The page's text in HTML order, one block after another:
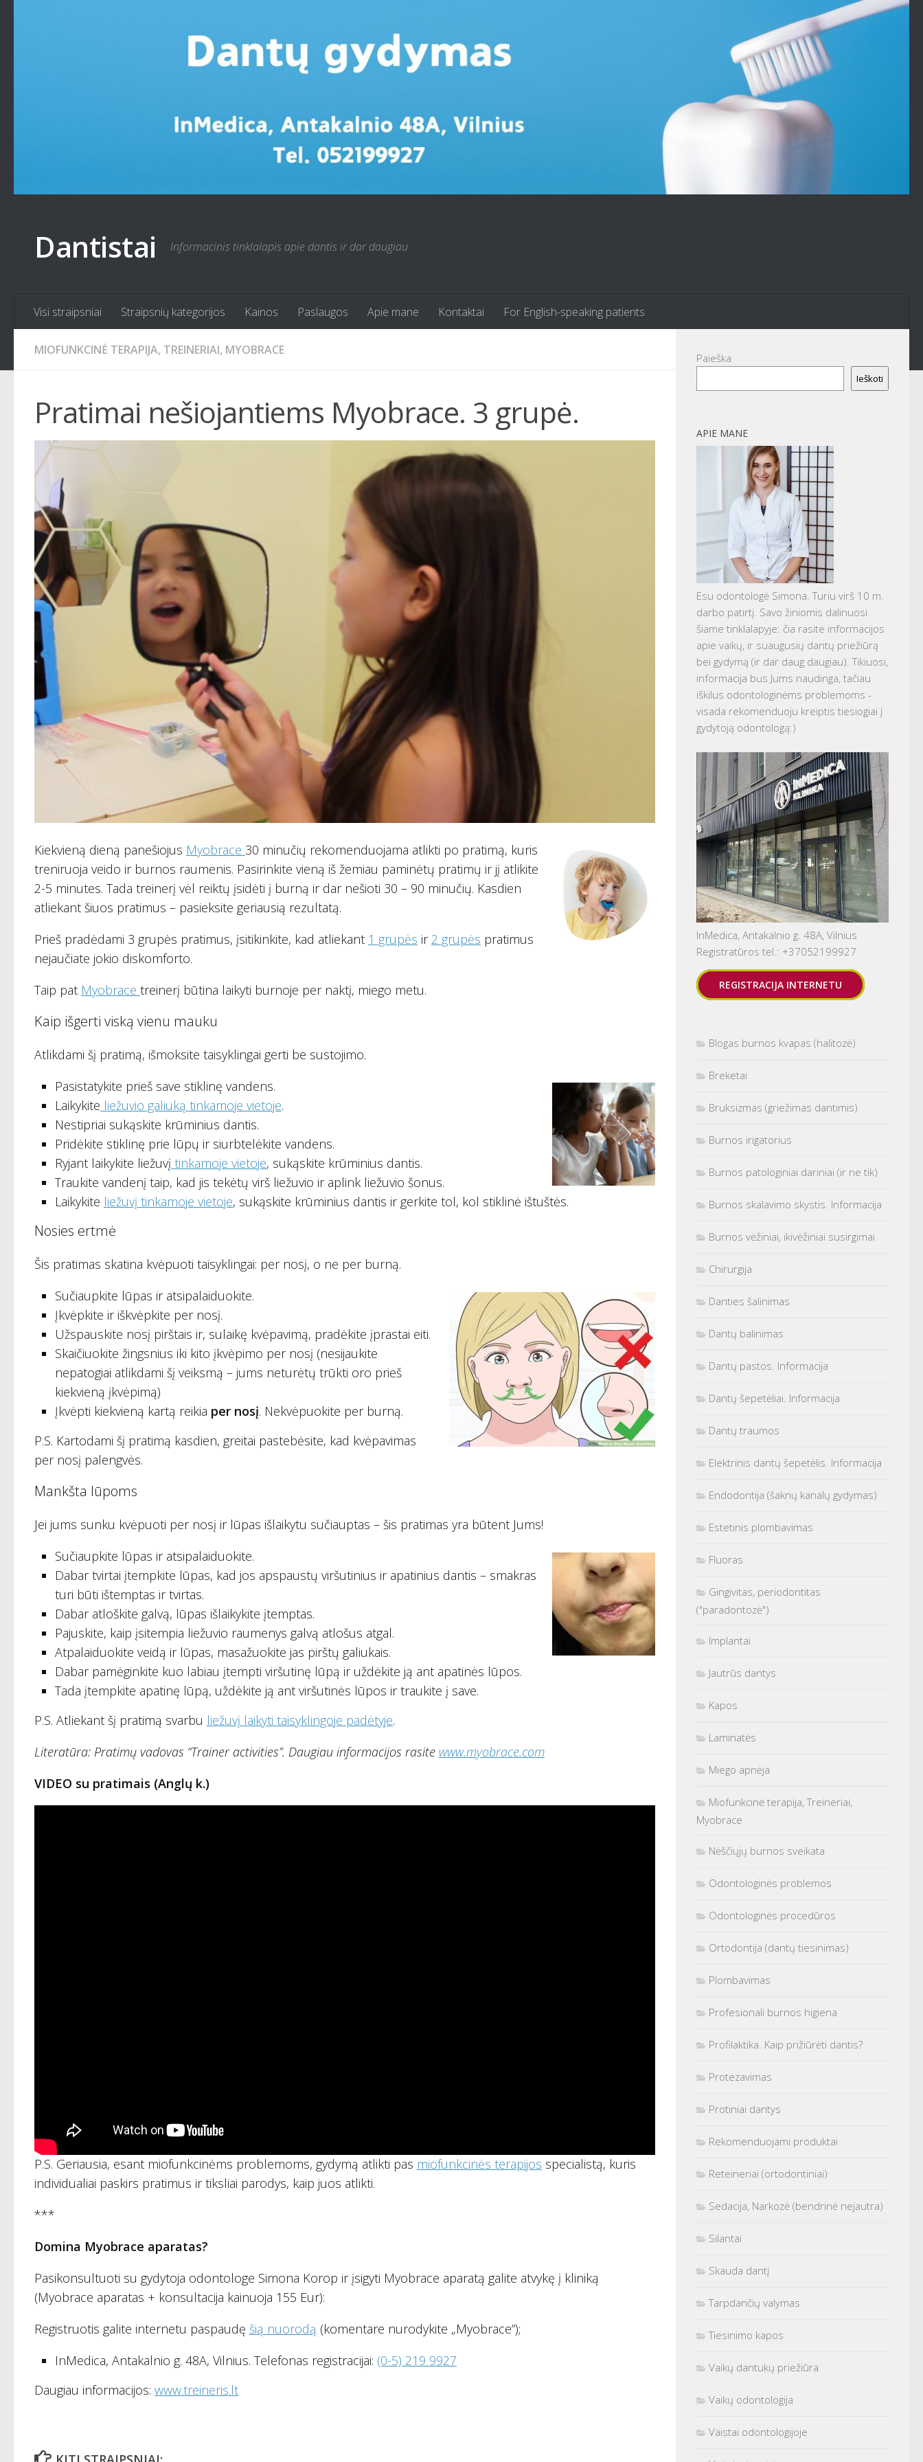
Dantistai Informacinis tinklalapis apie dantis ir dar daugiau
Visi straipsniai Straipsnių kategorijos Kainos Paslaugos Apie mane Kontaktai For English-speaking patients
MIOFUNKCINĖ TERAPIJA, TREINERIAI, MYOBRACE
Pratimai nešiojantiems Myobrace. 3 grupė.
Kiekvieną dieną panešiojus Myobrace 30 minučių rekomenduojama atlikti po pratimą, kuris
treniruoja veido ir burnos raumenis. Pasirinkite vieną iš žemiau paminėtų pratimų ir jį atlikite
2-5 minutes. Tada treinerį vėl reiktų įsidėti į burną ir dar nešioti 30 – 90 minučių. Kasdien
atliekant šiuos pratimus – pasieksite geriausią rezultatą.
Prieš pradėdami 3 grupės pratimus, įsitikinkite, kad atliekant 1 grupės ir2 grupės pratimus
nejaučiate jokio diskomforto.
Taip pat Myobrace treinerį būtina laikyti burnoje per naktį, miego metu.
Kaip išgerti viską vienu mauku
Atlikdami šį pratimą, išmoksite taisyklingai gerti be sustojimo.
Pasistatykite prieš save stiklinę vandens.
Laikykite liežuvio galiuką tinkamoje vietoje.
Nestipriai sukąskite krūminius dantis.
Pridėkite stiklinę prie lūpų ir siurbtelėkite vandens.
Ryjant laikykite liežuvį tinkamoje vietoje, sukąskite krūminius dantis.
Traukite vandenį taip, kad jis tekėtų virš liežuvio ir aplink liežuvio šonus.
Laikykite liežuvį tinkamoje vietoje, sukąskite krūminius dantis ir gerkite tol, kol stiklinė ištuštės.
Nosies ertmė
Šis pratimas skatina kvėpuoti taisyklingai: per nosį, o ne per burną.
Sučiaupkite lūpas ir atsipalaiduokite.
Įkvėpkite ir iškvėpkite per nosį.
Užspauskite nosį pirštais ir, sulaikę kvėpavimą, pradėkite įprastai eiti.
Skaičiuokite žingsnius iki kito įkvėpimo per nosį (nesijaukite
nepatogiai atlikdami šį veiksmą – jums neturėtų trūkti oro prieš
kiekvieną įkvėpimą)
Įkvėpti kiekvieną kartą reikia per nosį. Nekvėpuokite per burną.
P.S. Kartodami šį pratimą kasdien, greitai pastebėsite, kad kvėpavimas
per nosį palengvės.
Mankšta lūpoms
Jei jums sunku kvėpuoti per nosį ir lūpas išlaikytu sučiauptas – šis pratimas yra būtent Jums!
Sučiaupkite lūpas ir atsipalaiduokite.
Dabar tvirtai įtempkite lūpas, kad jos apspaustų viršutinius ir apatinius dantis – smakras
turi būti ištemptas ir tvirtas.
Dabar atloškite galvą, lūpas išlaikykite įtemptas.
Pajuskite, kaip įsitempia liežuvio raumenys galvą atlošus atgal.
Atpalaiduokite veidą ir lūpas, masažuokite jas pirštų galiukais.
Dabar pamėginkite kuo labiau įtempti viršutinę lūpą ir uždėkite ją ant apatinės lūpos.
Tada įtempkite apatinę lūpą, uždėkite ją ant viršutinės lūpos ir traukite į save.
P.S. Atliekant šį pratimą svarbu liežuvį laikyti taisyklingoje padėtyje.
Literatūra: Pratimų vadovas “Trainer activities”. Daugiau informacijos rasite www.myobrace.com
VIDEO su pratimais (Anglų k.)
P.S. Geriausia, esant miofunkcinėms problemoms, gydymą atlikti pas miofunkcinės terapijos specialistą, kuris
individualiai paskirs pratimus ir tiksliai parodys, kaip juos atlikti.
***
Domina Myobrace aparatas?
Pasikonsultuoti su gydytoja odontologe Simona Korop ir įsigyti Myobrace aparatą galite atvykę į kliniką
(Myobrace aparatas + konsultacija kainuoja 155 Eur):
Registruotis galite internetu paspaudę šią nuorodą (komentare nurodykite „Myobrace”);
InMedica, Antakalnio g. 48A, Vilnius. Telefonas registracijai: (0-5) 219 9927
Daugiau informacijos: www.treineris.lt
Paieška
Ieškoti
APIE MANE
Esu odontologė Simona. Turiu virš 10 m.
darbo patirtį. Savo žiniomis dalinuosi
šiame tinklalapyje: čia rasite informacijos
apie vaikų, ir suaugusių dantų priežiūrą
bei gydymą (ir dar daug daugiau). Tikiuosi,
informacija bus Jums naudinga, tačiau
iškilus odontologinėms problemoms -
visada rekomenduoju kreiptis tiesiogiai į
gydytoją odontologą:)
InMedica, Antakalnio g. 48A, Vilnius
Registratūros tel.: +37052199927
REGISTRACIJA INTERNETU
Blogas burnos kvapas (halitozė)
Breketai
Bruksizmas (griežimas dantimis)
Burnos irigatorius
Burnos patologiniai dariniai (ir ne tik)
Burnos skalavimo skystis. Informacija
Burnos vėžiniai, ikivėžiniai susirgimai
Chirurgija
Danties šalinimas
Dantų balinimas
Dantų pastos. Informacija
Dantų šepetėliai. Informacija
Dantų traumos
Elektrinis dantų šepetėlis. Informacija
Endodontija (šaknų kanalų gydymas)
Estetinis plombavimas
Fluoras
Gingivitas, periodontitas
("paradontozė")
Implantai
Jautrūs dantys
Kapos
Laminatės
Miego apnėja
Miofunkcinė terapija, Treineriai,
Myobrace
Nėščiųjų burnos sveikata
Odontologinės problemos
Odontologinės procedūros
Ortodontija (dantų tiesinimas)
Plombavimas
Profesionali burnos higiena
Profilaktika. Kaip prižiūrėti dantis?
Protezavimas
Protiniai dantys
Rekomenduojami produktai
Reteineriai (ortodontiniai)
Sedacija, Narkozė (bendrinė nejautra)
Silantai
Skauda dantį
Tarpdančių valymas
Tiesinimo kapos
Vaikų dantukų priežiūra
Vaikų odontologija
Vaistai odontologijoje